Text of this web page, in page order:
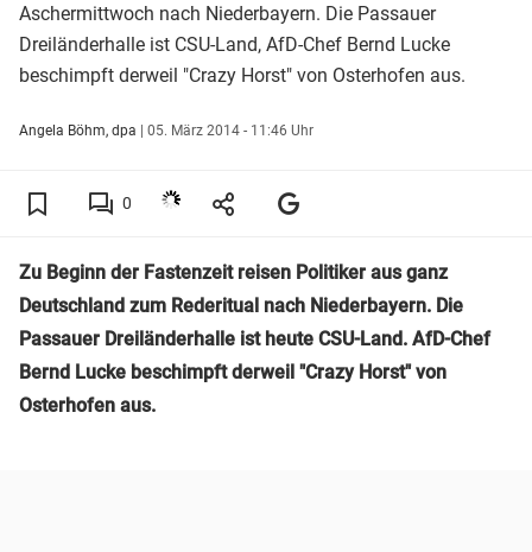
Aschermittwoch nach Niederbayern. Die Passauer
Dreiländerhalle ist CSU-Land, AfD-Chef Bernd Lucke
beschimpft derweil "Crazy Horst" von Osterhofen aus.
Angela Böhm, dpa | 05. März 2014 - 11:46 Uhr
0
Zu Beginn der Fastenzeit reisen Politiker aus ganz
Deutschland zum Rederitual nach Niederbayern. Die
Passauer Dreiländerhalle ist heute CSU-Land. AfD-Chef
Bernd Lucke beschimpft derweil "Crazy Horst" von
Osterhofen aus.